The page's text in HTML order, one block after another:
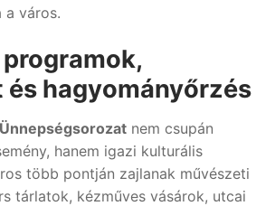
a város.
és hagyományőrzés
nem csupán
hanem igazi kulturális
több pontján zajlanak művészeti
tárlatok, kézműves vásárok, utcai